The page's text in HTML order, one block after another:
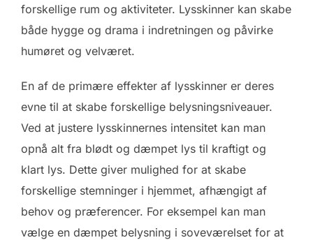
forskellige rum og aktiviteter. Lysskinner kan skabe
både hygge og drama i indretningen og påvirke
humøret og velværet.
En af de primære effekter af lysskinner er deres
evne til at skabe forskellige belysningsniveauer.
Ved at justere lysskinnernes intensitet kan man
opnå alt fra blødt og dæmpet lys til kraftigt og
klart lys. Dette giver mulighed for at skabe
forskellige stemninger i hjemmet, afhængigt af
behov og præferencer. For eksempel kan man
vælge en dæmpet belysning i soveværelset for at